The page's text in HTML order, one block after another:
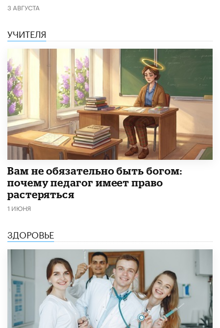
3 АВГУСТА
УЧИТЕЛЯ
​Вам не обязательно быть богом:
почему педагог имеет право
растеряться
1 ИЮНЯ
ЗДОРОВЬЕ